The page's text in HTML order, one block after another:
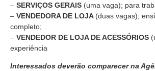
– SERVIÇOS GERAIS (uma vaga); para
– VENDEDORA DE LOJA (duas vagas);
completo;
– VENDEDOR DE LOJA DE ACESSÓRIOS
experiência
Interessados deverão comparecer na